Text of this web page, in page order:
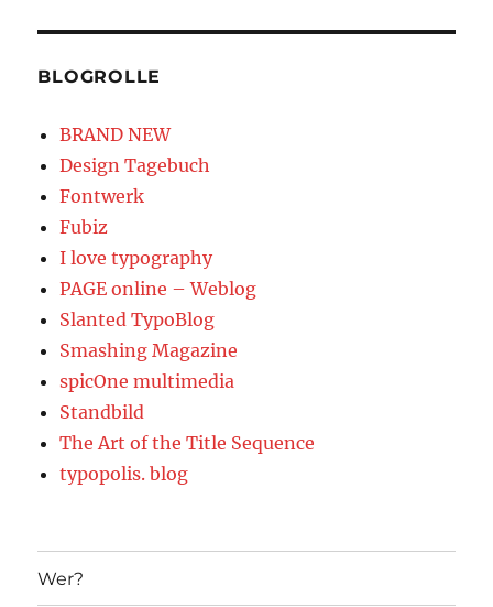
BLOGROLLE
BRAND NEW
Design Tagebuch
Fontwerk
Fubiz
I love typography
PAGE online – Weblog
Slanted TypoBlog
Smashing Magazine
spicOne multimedia
Standbild
The Art of the Title Sequence
typopolis. blog
Wer?